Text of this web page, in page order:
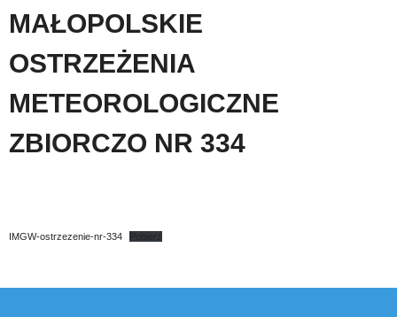
MAŁOPOLSKIE
OSTRZEŻENIA
METEOROLOGICZNE
ZBIORCZO NR 334
IMGW-ostrzezenie-nr-334 Pobierz